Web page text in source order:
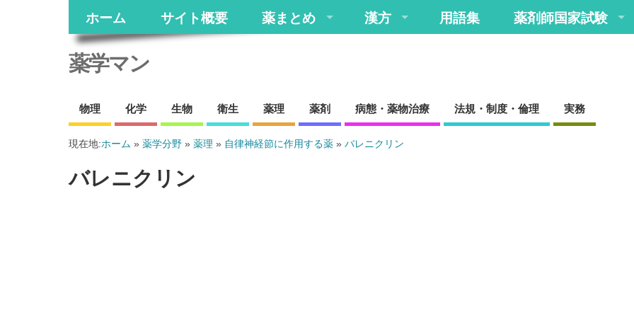
ホーム サイト概要 薬まとめ 漢方 用語集 薬剤師国家試験
薬学マン
物理 化学 生物 衛生 薬理 薬剤 病態・薬物治療 法規・制度・倫理 実務
現在地:ホーム » 薬学分野 » 薬理 » 自律神経節に作用する薬 » バレニクリン
バレニクリン